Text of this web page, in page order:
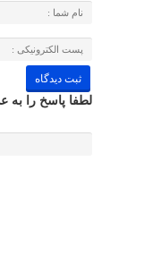
لطفا پاسخ را به